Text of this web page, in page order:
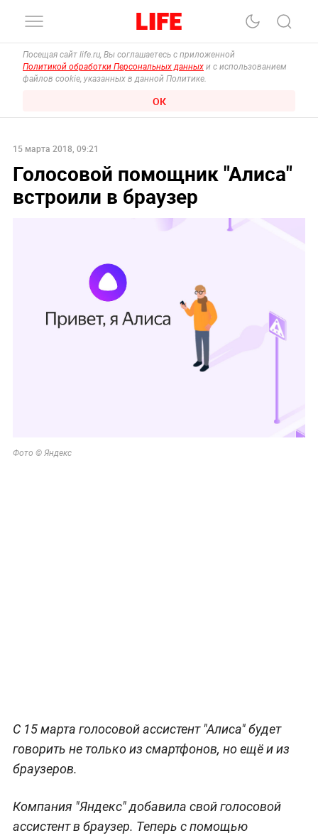
Посещая сайт life.ru, Вы соглашаетесь с приложенной
Политикой обработки Персональных данных и с использованием
файлов cookie, указанных в данной Политике.
ОК
15 марта 2018, 09:21
Голосовой помощник "Алиса"
встроили в браузер
Фото © Яндекс
С 15 марта голосовой ассистент "Алиса" будет
говорить не только из смартфонов, но ещё и из
браузеров.
Компания "Яндекс" добавила свой голосовой
ассистент в браузер. Теперь с помощью